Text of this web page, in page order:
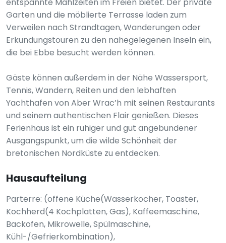
Garten und die möblierte Terrasse laden zum
Verweilen nach Strandtagen, Wanderungen oder
Erkundungstouren zu den nahegelegenen Inseln ein,
die bei Ebbe besucht werden können.
Gäste können außerdem in der Nähe Wassersport,
Tennis, Wandern, Reiten und den lebhaften
Yachthafen von Aber Wrac’h mit seinen Restaurants
und seinem authentischen Flair genießen. Dieses
Ferienhaus ist ein ruhiger und gut angebundener
Ausgangspunkt, um die wilde Schönheit der
bretonischen Nordküste zu entdecken.
Hausaufteilung
Parterre: (offene Küche(Wasserkocher, Toaster,
Kochherd(4 Kochplatten, Gas), Kaffeemaschine,
Backofen, Mikrowelle, Spülmaschine,
Kühl-/Gefrierkombination),